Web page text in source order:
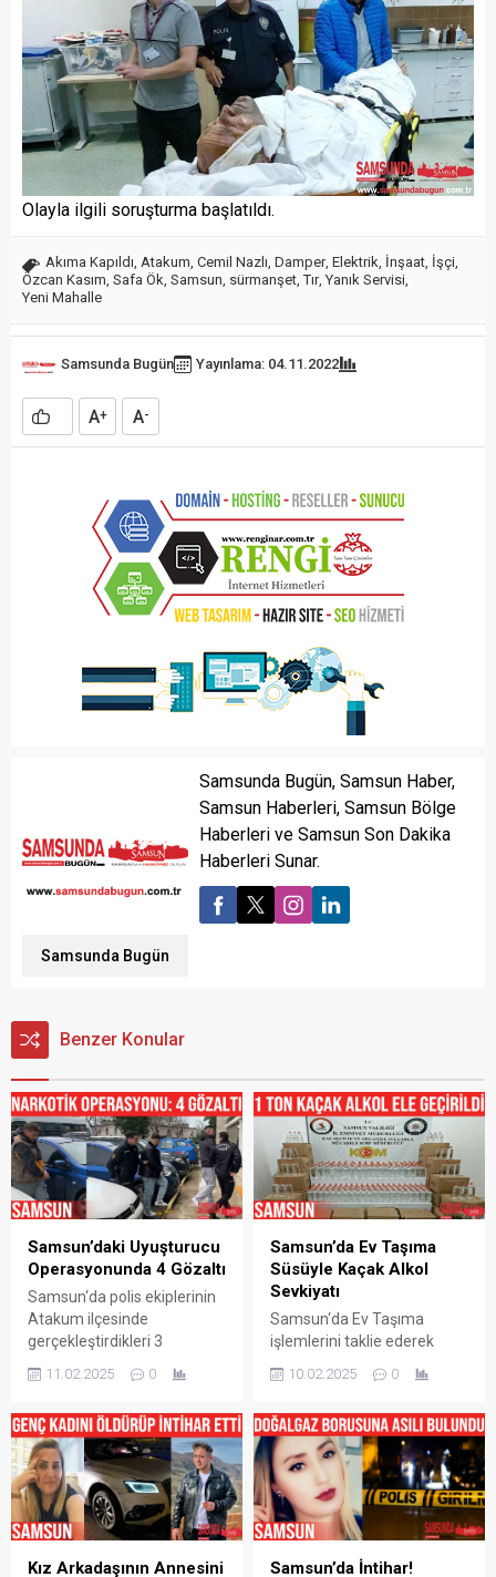
Olayla ilgili soruşturma başlatıldı.
Akıma Kapıldı, Atakum, Cemil Nazlı, Damper, Elektrik, İnşaat, İşçi,
Özcan Kasım, Safa Ök, Samsun, sürmanşet,Tır, Yanık Servisi,
Yeni Mahalle
Samsunda Bugün Yayınlama: 04.11.2022
A+ A-
Samsunda Bugün
Samsunda Bugün, Samsun Haber,
Samsun Haberleri, Samsun Bölge
Haberleri ve Samsun Son Dakika
Haberleri Sunar.
Benzer Konular
Samsun’daki Uyuşturucu
Operasyonunda 4 Gözaltı
Samsun‘da polis ekiplerinin
Atakum ilçesinde
gerçekleştirdikleri 3
4 kişi gözaltına alındı.
ilçesinde Samsun Emniyet
Müdürlüğü Narkotik Suçlarla
Mücadele Şube Müdürlüğü
ekipleri tarafından
düzenlenen operasyonda
S.K. (23) ve A.Ö. (18) isimli
şahısların bulundukları araç
11.02.2025 0
Samsun’da Ev Taşıma
Süsüyle Kaçak Alkol
Sevkiyatı
Samsun‘da Ev Taşıma
işlemlerini taklie ederek
yapmaya çalışan şahıs
Suçlarla Mücadele (KOM)
Şube Müdürlüğü ekiplerince
gözaltına alındı. Olayda
edinilen bilgilere göre
Samsun‘da Atakum
ilçesinde İl Emniyet
Müdürlüğü Kaçakçılık ve
10.02.2025 0
Kız Arkadaşının Annesini
Samsun’da İntihar!